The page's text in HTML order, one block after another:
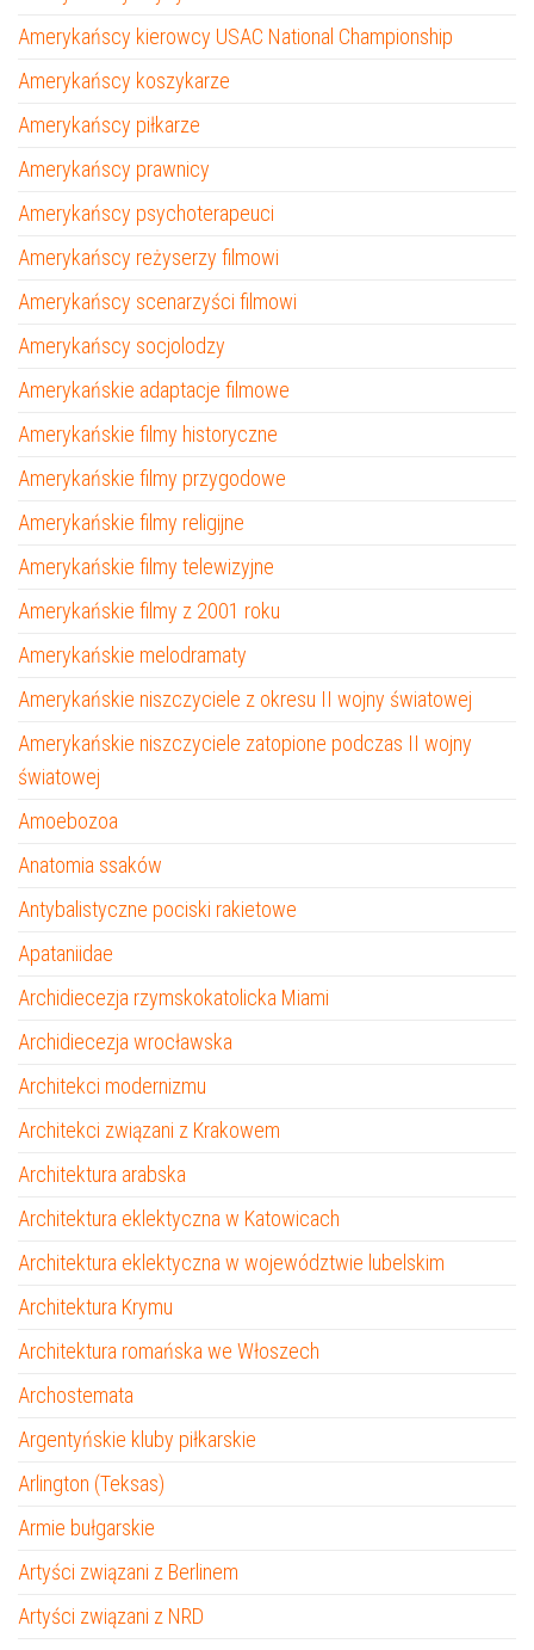
Amerykańscy kierowcy USAC National Championship
Amerykańscy koszykarze
Amerykańscy piłkarze
Amerykańscy prawnicy
Amerykańscy psychoterapeuci
Amerykańscy reżyserzy filmowi
Amerykańscy scenarzyści filmowi
Amerykańscy socjolodzy
Amerykańskie adaptacje filmowe
Amerykańskie filmy historyczne
Amerykańskie filmy przygodowe
Amerykańskie filmy religijne
Amerykańskie filmy telewizyjne
Amerykańskie filmy z 2001 roku
Amerykańskie melodramaty
Amerykańskie niszczyciele z okresu II wojny światowej
Amerykańskie niszczyciele zatopione podczas II wojny
światowej
Amoebozoa
Anatomia ssaków
Antybalistyczne pociski rakietowe
Apataniidae
Archidiecezja rzymskokatolicka Miami
Archidiecezja wrocławska
Architekci modernizmu
Architekci związani z Krakowem
Architektura arabska
Architektura eklektyczna w Katowicach
Architektura eklektyczna w województwie lubelskim
Architektura Krymu
Architektura romańska we Włoszech
Archostemata
Argentyńskie kluby piłkarskie
Arlington (Teksas)
Armie bułgarskie
Artyści związani z Berlinem
Artyści związani z NRD